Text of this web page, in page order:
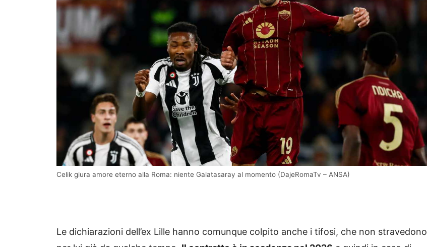
Celik giura amore eterno alla Roma: niente Galatasaray al momento (DajeRomaTv – ANSA)
Le dichiarazioni dell’ex Lille hanno comunque colpito anche i tifosi, che non stravedono